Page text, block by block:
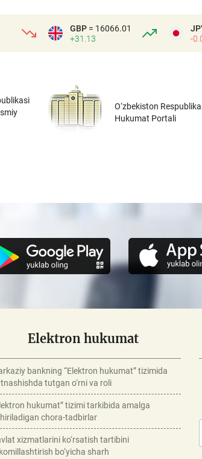
GBP = 16066.01
+31.13
-
O‘zbekiston
Hukumat Portali
Elektron hukumat
bankning “Elektron hukumat” tizimida
tutgan o‘rni va roli
hukumat” tizimi tarkibida amalga
chora-tadbirlar
xizmatlarini ko‘rsatish tartibini
bo‘yicha sharh